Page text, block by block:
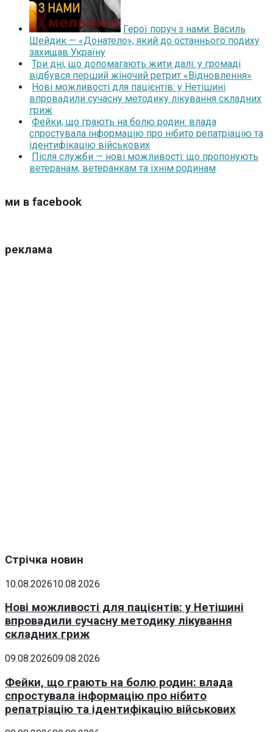
Герої поруч з нами: Василь
Шейдик — «Донатело», який до останнього подиху
захищав Україну
Три дні, що допомагають жити далі: у громаді
відбувся перший жіночий ретрит «Відновлення»
Нові можливості для пацієнтів: у Нетішині
впровадили сучасну методику лікування складних
гриж
Фейки, що грають на болю родин: влада
спростувала інформацію про нібито репатріацію та
ідентифікацію військових
Після служби — нові можливості: що пропонують
ветеранам, ветеранкам та їхнім родинам
ми в facebook
реклама
Стрічка новин
10.08.202610.08.2026
Нові можливості для пацієнтів: у Нетішині
впровадили сучасну методику лікування
складних гриж
09.08.202609.08.2026
Фейки, що грають на болю родин: влада
спростувала інформацію про нібито
репатріацію та ідентифікацію військових